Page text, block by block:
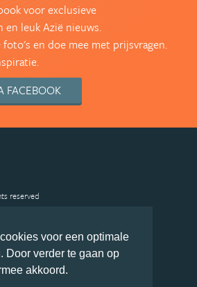
voor een optimale
Door verder te gaan op
akkoord.
voor exclusieve
en leuk Azië nieuws.
en doe mee met prijsvragen.
FACEBOOK
reserved
Disclaimer
Cookies